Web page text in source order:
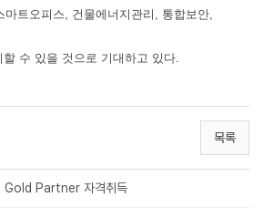
마트오피스, 건물에너지관리, 통합보안,
수 있을 것으로 기대하고 있다.
목록
Gold Partner 자격취득